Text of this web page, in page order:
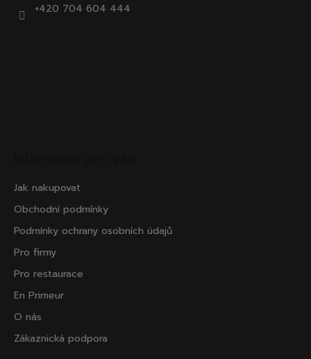
+420 704 604 444
Jak nakupovat
Obchodní podmínky
Podmínky ochrany osobních údajů
Pro firmy
Pro restaurace
En Primeur
O nás
Zákaznická podpora